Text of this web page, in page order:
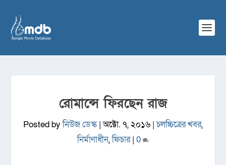
রোমান্সে ফিরছেন রাজ
Posted byনিউজ ডেস্ক|অক্টো. ৭, ২০১৬ |চলচ্চিত্রের খবর,
নির্মাণাধীন,ফিচার| 0